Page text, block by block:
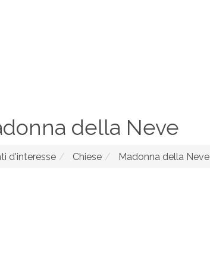
della Neve
d'interesse Chiese Madonna della Neve